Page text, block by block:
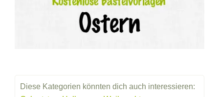
Diese Kategorien könnten dich auch interessieren: